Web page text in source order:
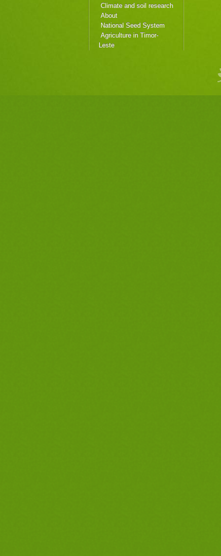
Climate and soil research
About
National Seed System
Agriculture in Timor-
Leste